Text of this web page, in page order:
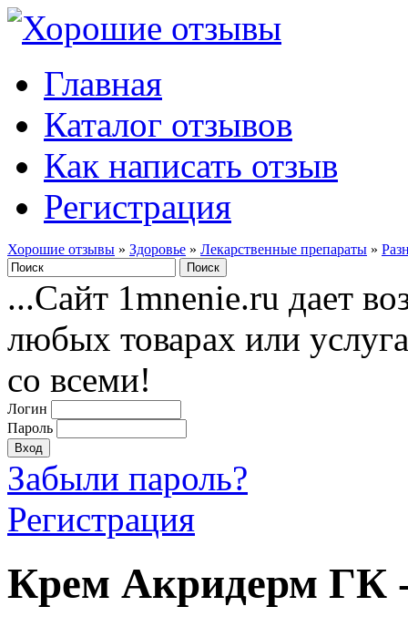
Главная
Каталог отзывов
Как написать отзыв
Регистрация
Хорошие отзывы » Здоровье » Лекарственные препараты »
...Сайт 1mnenie.ru дает
любых товарах или
со всеми!
Логин
Пароль
Забыли пароль?
Регистрация
Крем Акридерм ГК